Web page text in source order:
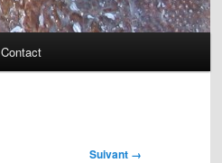
Contact
Suivant →